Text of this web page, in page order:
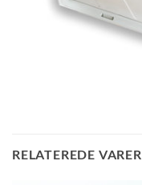
RELATEREDE VARER